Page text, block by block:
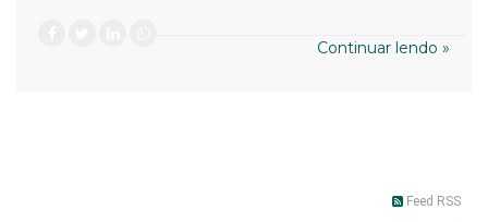
Continuar lendo »
Feed RSS